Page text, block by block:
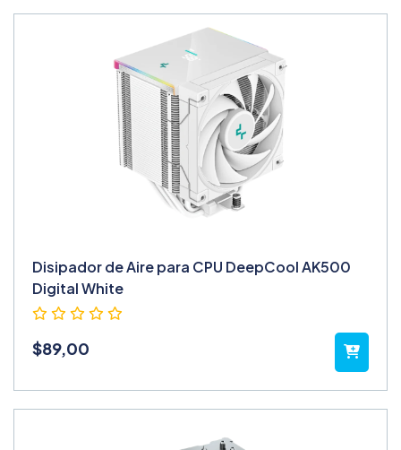
Disipador de Aire para CPU DeepCool AK500
Digital White
$89,00